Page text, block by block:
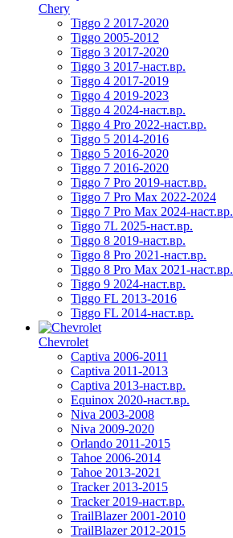
Chery
Tiggo 2 2017-2020
Tiggo 2005-2012
Tiggo 3 2017-2020
Tiggo 3 2017-наст.вр.
Tiggo 4 2017-2019
Tiggo 4 2019-2023
Tiggo 4 2024-наст.вр.
Tiggo 4 Pro 2022-наст.вр.
Tiggo 5 2014-2016
Tiggo 5 2016-2020
Tiggo 7 2016-2020
Tiggo 7 Pro 2019-наст.вр.
Tiggo 7 Pro Max 2022-2024
Tiggo 7 Pro Max 2024-наст.вр.
Tiggo 7L 2025-наст.вр.
Tiggo 8 2019-наст.вр.
Tiggo 8 Pro 2021-наст.вр.
Tiggo 8 Pro Max 2021-наст.вр.
Tiggo 9 2024-наст.вр.
Tiggo FL 2013-2016
Tiggo FL 2014-наст.вр.
Chevrolet
Captiva 2006-2011
Captiva 2011-2013
Captiva 2013-наст.вр.
Equinox 2020-наст.вр.
Niva 2003-2008
Niva 2009-2020
Orlando 2011-2015
Tahoe 2006-2014
Tahoe 2013-2021
Tracker 2013-2015
Tracker 2019-наст.вр.
TrailBlazer 2001-2010
TrailBlazer 2012-2015